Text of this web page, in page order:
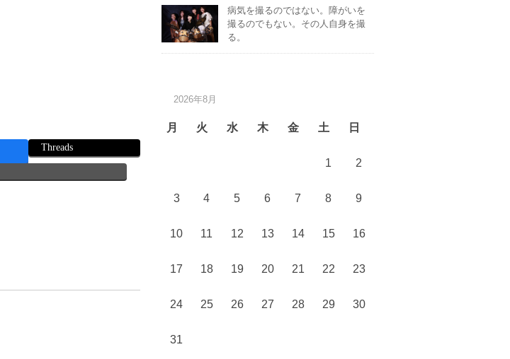
Threads
病気を撮るのではない。障がいを
撮るのでもない。その人自身を撮
る。
2026年8月
月 火 水 木 金 土 日
1 2
3 4 5 6 7 8 9
10 11 12 13 14 15 16
17 18 19 20 21 22 23
24 25 26 27 28 29 30
31